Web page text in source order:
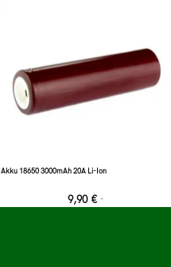
Akku 18650 3000mAh 20A Li-Ion
9,90 € *